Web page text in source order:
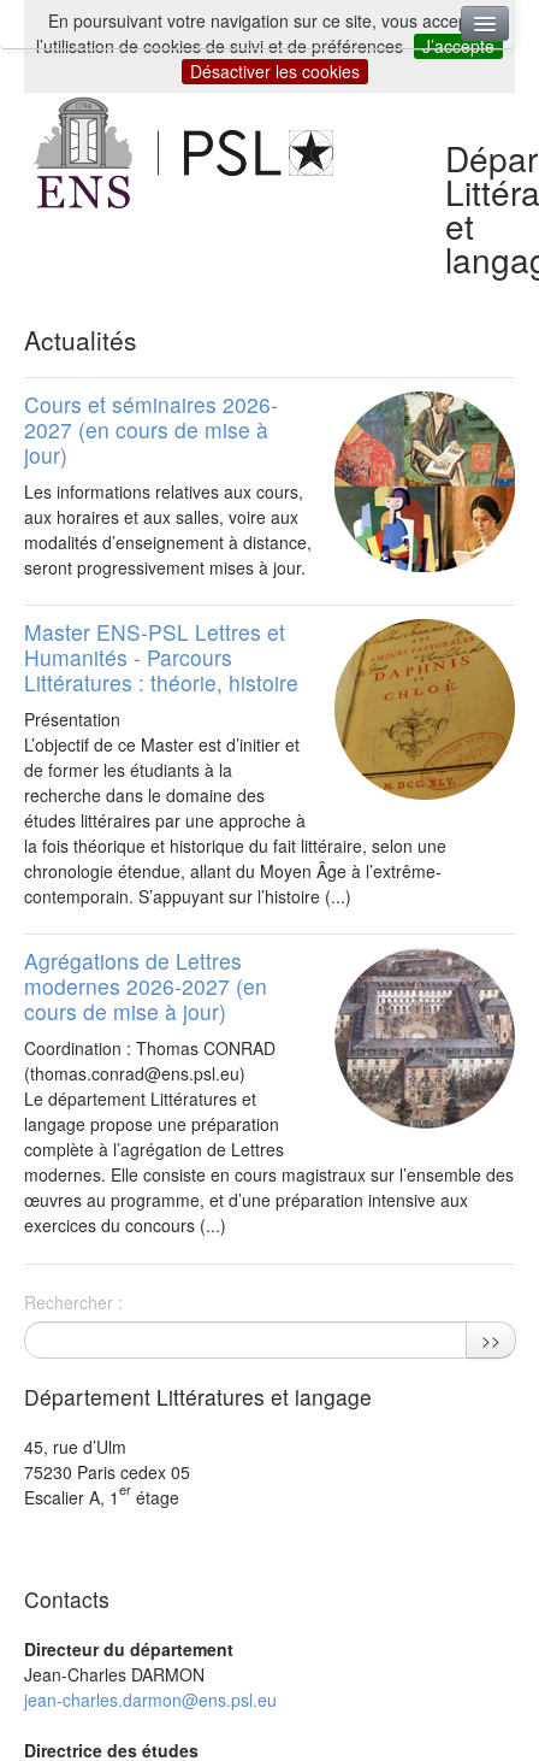
En poursuivant votre navigation sur ce site, vous acceptez
l’utilisation de cookies de suivi et de préférences
J’accepte
Désactiver les cookies
et
Département
Enseignants
Cours et séminaires
Recherche
Séminaires d’élèves
| Archives
Actualités
Cours et séminaires 2026-
2027 (en cours de mise à
jour)
Les informations relatives aux cours,
aux horaires et aux salles, voire aux
modalités d’enseignement à distance,
seront progressivement mises à jour.
Master ENS-PSL Lettres et
Humanités - Parcours
Littératures : théorie, histoire
Présentation
L’objectif de ce Master est d’initier et
de former les étudiants à la
recherche dans le domaine des
études littéraires par une approche à
la fois théorique et historique du fait littéraire, selon une
chronologie étendue, allant du Moyen Âge à l’extrême-
contemporain. S’appuyant sur l’histoire (...)
Agrégations de Lettres
modernes 2026-2027 (en
cours de mise à jour)
Coordination : Thomas CONRAD
(thomas.conrad@ens.psl.eu)
Le département Littératures et
langage propose une préparation
complète à l’agrégation de Lettres
modernes. Elle consiste en cours magistraux sur l’ensemble des
œuvres au programme, et d’une préparation intensive aux
exercices du concours (...)
Rechercher :
>>
Département Littératures et langage
45, rue d’Ulm
75230 Paris cedex 05
Escalier A, 1er étage
Contacts
Directeur du département
Jean-Charles DARMON
jean-charles.darmon@ens.psl.eu
Directrice des études